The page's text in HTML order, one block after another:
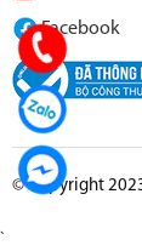
Facebook
© Copyright
`